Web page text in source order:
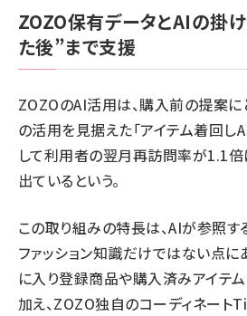
ZOZO保有データとAIの掛
た後”まで支援
ZOZOのAI活用は、購入前の提案に
の活用を見据えた「アイテム着回し
して利用者の翌月再訪問率が1.1
出ているという。
この取り組みの特長は、AIが参照
ファッション知識だけではない点に
に入り登録商品や購入済みアイテ
加え、ZOZO独自のコーディネート